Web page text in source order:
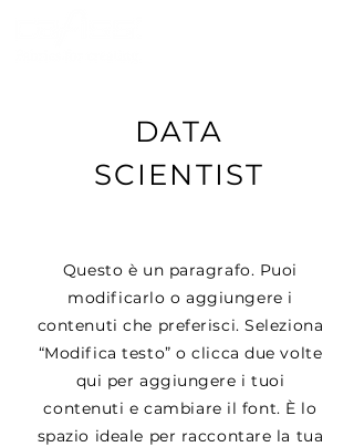
DATA
SCIENTIST
Questo è un paragrafo. Puoi
modificarlo o aggiungere i
contenuti che preferisci. Seleziona
“Modifica testo” o clicca due volte
qui per aggiungere i tuoi
contenuti e cambiare il font. È lo
spazio ideale per raccontare la tua